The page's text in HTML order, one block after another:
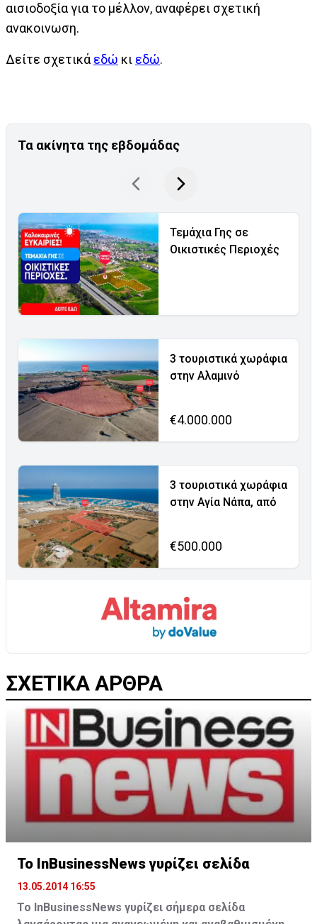
αισιοδοξία για το μέλλον, αναφέρει σχετική
ανακοινωση.
Δείτε σχετικά εδώ κι εδώ.
Τα ακίνητα της εβδομάδας
Τεμάχια Γης σε
Οικιστικές Περιοχές
3 τουριστικά χωράφια
στην Αλαμινό
€4.000.000
3 τουριστικά χωράφια
στην Αγία Νάπα, από
€500.000
ΣΧΕΤΙΚΑ ΑΡΘΡΑ
Το InBusinessNews γυρίζει σελίδα
13.05.2014 16:55
To ΙnBusinessNews γυρίζει σήμερα σελίδα